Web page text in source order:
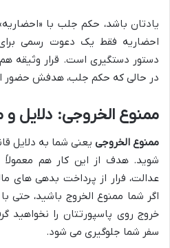
یادتان باشد، حکم جلب با
احضاریه فقط یک دعوت رسمی
دستور دستگیری است. قرار وثیقه
در حالی که حکم جلب، هدفش حضور
ممنوع الخروجی: دلایل و
ممنوع الخروجی یعنی شما به دلایل
شوید. هدف از این کار هم معمولاً
عدالت، فرار از پرداخت بدهی های
اگر شما ممنوع الخروج باشید، حتی
خروج روی پاسپورتتان را نخواهید
سفر شما جلوگیری می شود.